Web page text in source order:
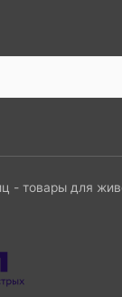
- товары для